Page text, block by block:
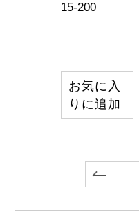
15-200
お気に入
りに追加